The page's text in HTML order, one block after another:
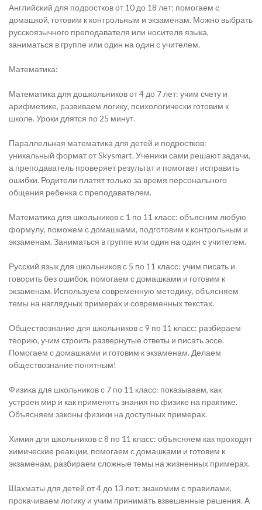
Английский для подростков от 10 до 18 лет: помогаем с
домашкой, готовим к контрольным и экзаменам. Можно выбрать
русскоязычного преподавателя или носителя языка,
заниматься в группе или один на один с учителем.
Математика:
Математика для дошколь­ников от 4 до 7 лет: учим счету и
арифметике, развиваем логику, психологически готовим к
школе. Уроки длятся по 25 минут.
Параллельная математика для детей и подростков:
уникальный формат от Skysmart. Ученики сами решают задачи,
а преподаватель проверяет результат и помогает исправить
ошибки. Родители платят только за время персонального
общения ребенка с преподавателем.
Математика для школьников с 1 по 11 класс: объясним любую
формулу, поможем с домашками, подготовим к контрольным и
экзаменам. Заниматься в группе или один на один с учителем.
Русский язык для школьников с 5 по 11 класс: учим писать и
говорить без ошибок, помогаем с домашками и готовим к
экзаменам. Используем современную методику, объясняем
темы на наглядных примерах и современных текстах.
Обществознание для школьников с 9 по 11 класс: разбираем
теорию, учим строить развернутые ответы и писать эссе.
Помогаем с домашками и готовим к экзаменам. Делаем
обществознание понятным!
Физика для школьников с 7 по 11 класс: показываем, как
устроен мир и как применять знания по физике на практике.
Объясняем законы физики на доступных примерах.
Химия для школьников с 8 по 11 класс: объясняем как проходят
химические реакции, помогаем с домашками и готовим к
экзаменам, разбираем сложные темы на жизненных примерах.
Шахматы для детей от 4 до 13 лет: знакомим с правилами,
прокачиваем логику и учим принимать взвешенные решения. А